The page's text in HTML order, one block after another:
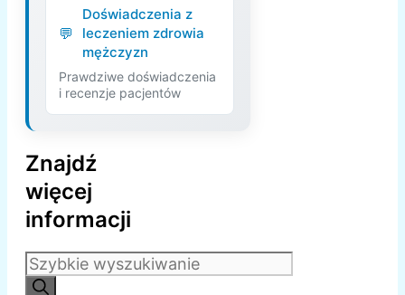
Doświadczenia z
leczeniem zdrowia
mężczyzn
Prawdziwe doświadczenia
i recenzje pacjentów
Znajdź
więcej
informacji
Szukaj: